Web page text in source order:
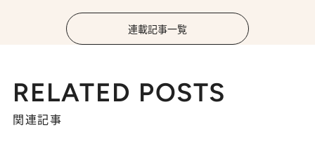
連載記事一覧
RELATED POSTS
関連記事